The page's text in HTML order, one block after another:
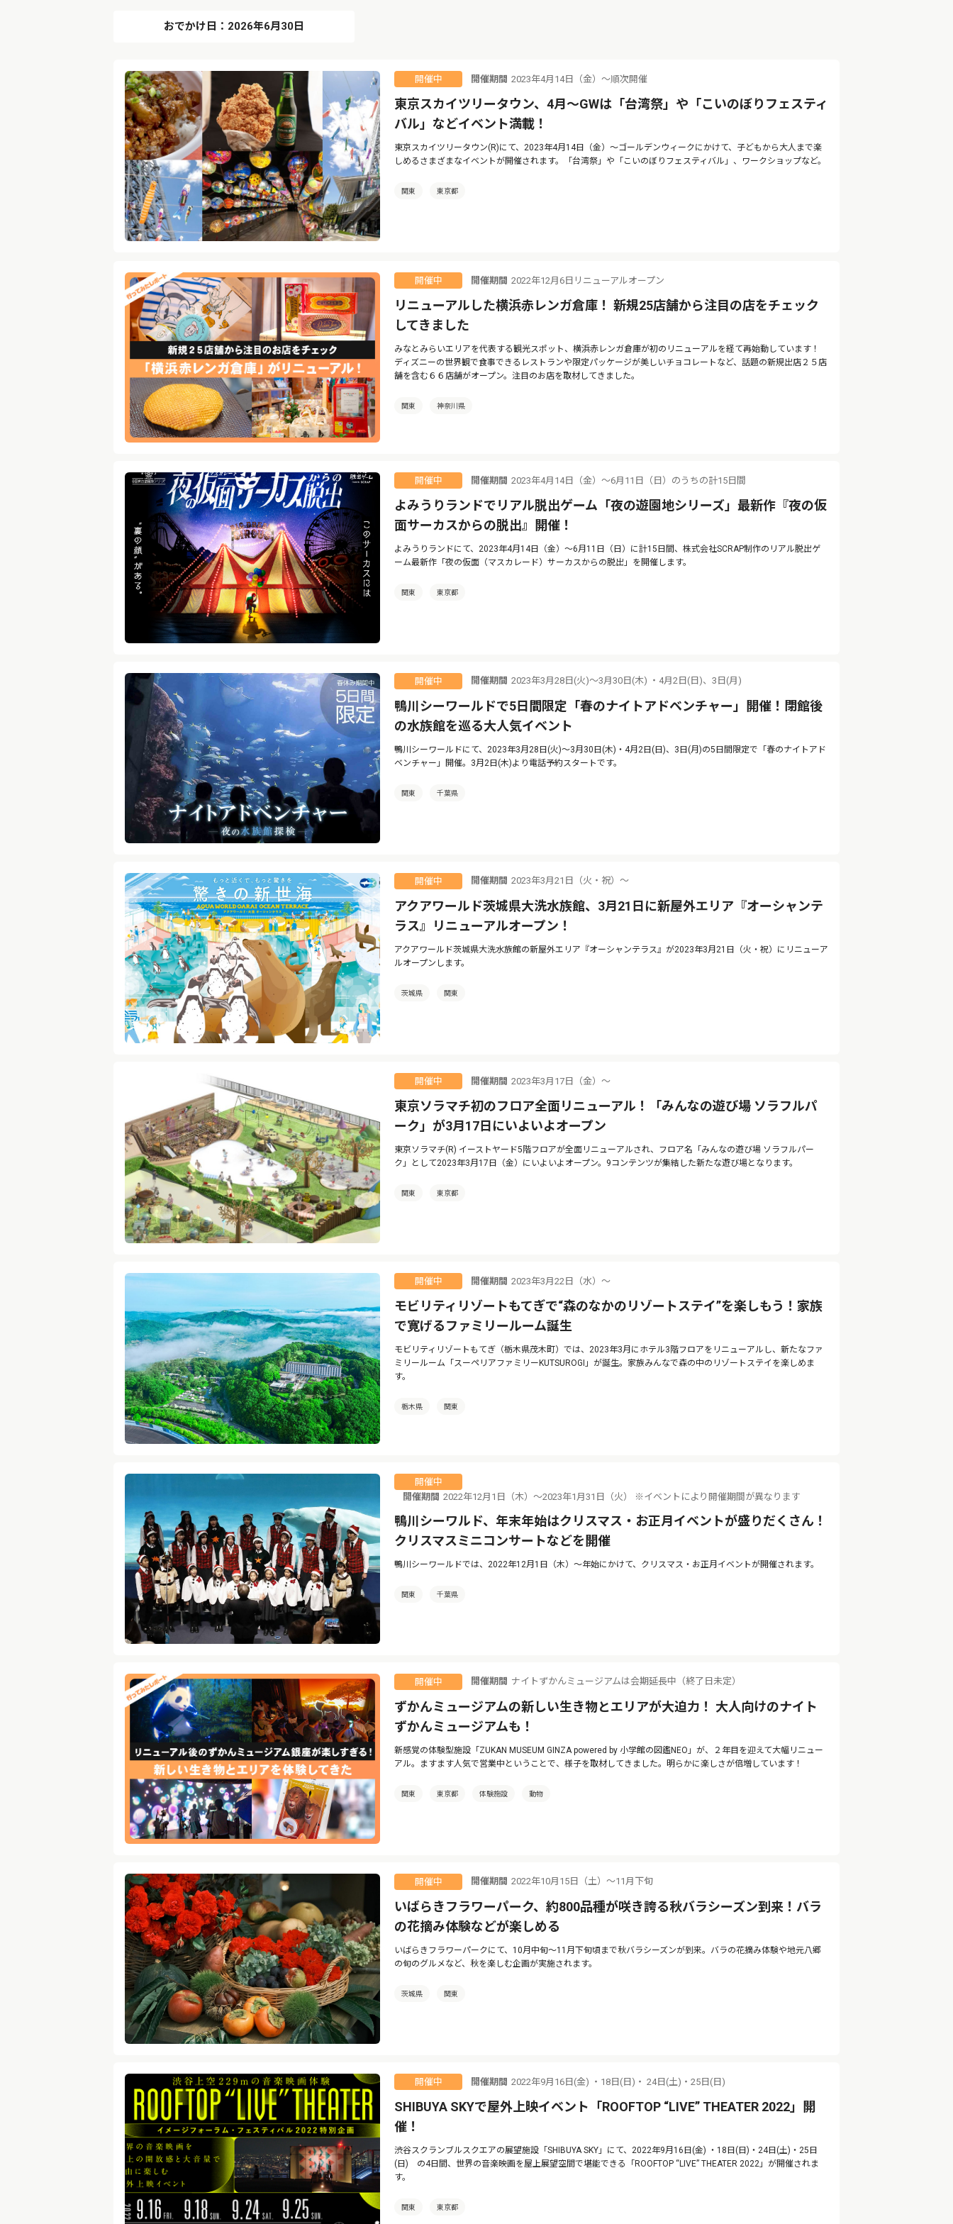
おでかけ日：2026年6月30日
開催中 開催期間 2023年4月14日（金）〜順次開催
東京スカイツリータウン、4月〜GWは「台湾祭」や「こいのぼりフェスティ
バル」などイベント満載！
東京スカイツリータウン(R)にて、2023年4月14日（金）〜ゴールデンウィークにかけて、子どもから大人まで楽
しめるさまざまなイベントが開催されます。「台湾祭」や「こいのぼりフェスティバル」、ワークショップなど。
関東 東京都
開催中 開催期間 2022年12月6日リニューアルオープン
リニューアルした横浜赤レンガ倉庫！ 新規25店舗から注目の店をチェック
してきました
みなとみらいエリアを代表する観光スポット、横浜赤レンガ倉庫が初のリニューアルを経て再始動しています！
ディズニーの世界観で食事できるレストランや限定パッケージが美しいチョコレートなど、話題の新規出店２５店
舗を含む６６店舗がオープン。注目のお店を取材してきました。
関東 神奈川県
開催中 開催期間 2023年4月14日（金）～6月11日（日）のうちの計15日間
よみうりランドでリアル脱出ゲーム「夜の遊園地シリーズ」最新作『夜の仮
面サーカスからの脱出』開催！
よみうりランドにて、2023年4月14日（金）～6月11日（日）に計15日間、株式会社SCRAP制作のリアル脱出ゲ
ーム最新作「夜の仮面（マスカレード）サーカスからの脱出」を開催します。
関東 東京都
開催中 開催期間 2023年3月28日(火)～3月30日(木) ・4月2日(日)、3日(月)
鴨川シーワールドで5日間限定「春のナイトアドベンチャー」開催！閉館後
の水族館を巡る大人気イベント
鴨川シーワールドにて、2023年3月28日(火)～3月30日(木)・4月2日(日)、3日(月)の5日間限定で「春のナイトアド
ベンチャー」開催。3月2日(木)より電話予約スタートです。
関東 千葉県
開催中 開催期間 2023年3月21日（火・祝）〜
アクアワールド茨城県大洗水族館、3月21日に新屋外エリア『オーシャンテ
ラス』リニューアルオープン！
アクアワールド茨城県大洗水族館の新屋外エリア『オーシャンテラス』が2023年3月21日（火・祝）にリニューア
ルオープンします。
茨城県 関東
開催中 開催期間 2023年3月17日（金）〜
東京ソラマチ初のフロア全面リニューアル！「みんなの遊び場 ソラフルパ
ーク」が3月17日にいよいよオープン
東京ソラマチ(R) イーストヤード5階フロアが全面リニューアルされ、フロア名「みんなの遊び場 ソラフルパー
ク」として2023年3月17日（金）にいよいよオープン。9コンテンツが集結した新たな遊び場となります。
関東 東京都
開催中 開催期間 2023年3月22日（水）〜
モビリティリゾートもてぎで“森のなかのリゾートステイ”を楽しもう！家族
で寛げるファミリールーム誕生
モビリティリゾートもてぎ（栃木県茂木町）では、2023年3月にホテル3階フロアをリニューアルし、新たなファ
ミリールーム「スーペリアファミリーKUTSUROGI」が誕生。家族みんなで森の中のリゾートステイを楽しめま
す。
栃木県 関東
開催中
開催期間 2022年12月1日（木）〜2023年1月31日（火） ※イベントにより開催期間が異なります
鴨川シーワルド、年末年始はクリスマス・お正月イベントが盛りだくさん！
クリスマスミニコンサートなどを開催
鴨川シーワールドでは、2022年12月1日（木）〜年始にかけて、クリスマス・お正月イベントが開催されます。
関東 千葉県
開催中 開催期間 ナイトずかんミュージアムは会期延長中（終了日未定）
ずかんミュージアムの新しい生き物とエリアが大迫力！ 大人向けのナイト
ずかんミュージアムも！
新感覚の体験型施設「ZUKAN MUSEUM GINZA powered by 小学館の図鑑NEO」が、２年目を迎えて大幅リニュー
アル。ますます人気で営業中ということで、様子を取材してきました。明らかに楽しさが倍増しています！
関東 東京都 体験施設 動物
開催中 開催期間 2022年10月15日（土）～11月下旬
いばらきフラワーパーク、約800品種が咲き誇る秋バラシーズン到来！バラ
の花摘み体験などが楽しめる
いばらきフラワーパークにて、10月中旬〜11月下旬頃まで秋バラシーズンが到来。バラの花摘み体験や地元八郷
の旬のグルメなど、秋を楽しむ企画が実施されます。
茨城県 関東
開催中 開催期間 2022年9月16日(金) ・18日(日)・ 24日(土)・25日(日)
SHIBUYA SKYで屋外上映イベント「ROOFTOP “LIVE” THEATER 2022」開
催！
渋谷スクランブルスクエアの展望施設「SHIBUYA SKY」にて、2022年9月16日(金) ・18日(日)・24日(土)・25日
(日) の4日間、世界の音楽映画を屋上展望空間で堪能できる「ROOFTOP “LIVE” THEATER 2022」が開催されま
す。
関東 東京都